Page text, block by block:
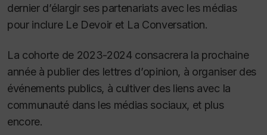
dernier d’élargir ses partenariats avec les médias
pour inclure Le Devoir et La Conversation.
La cohorte de 2023-2024 consacrera la prochaine
année à publier des lettres d’opinion, à organiser des
événements publics, à cultiver des liens avec la
communauté dans les médias sociaux, et plus
encore.